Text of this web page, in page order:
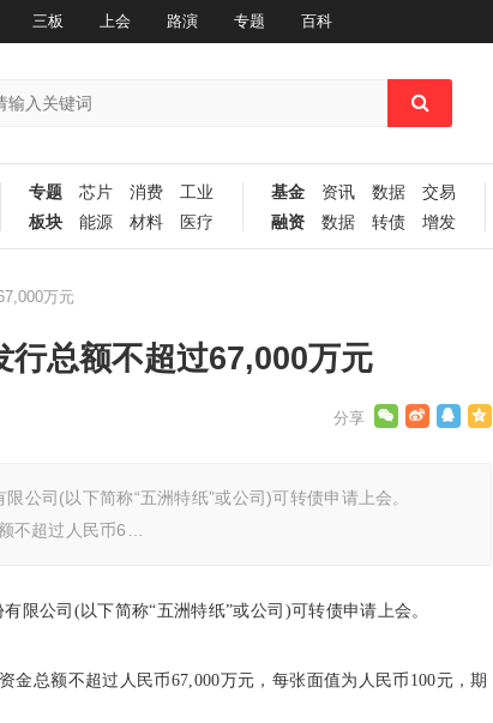
三板 上会 路演 专题 百科
专题 芯片 消费
工业
板块
能源 材料 医疗
基金 资讯 数据
交易
融资
数据 转债 增发
万元
总额不超过67,000万元
公司(以下简称“五洲特纸”或公司)可转债申请上会。
不超过人民币6…
公司(以下简称“五洲特纸”或公司)可转债申请上会。
总额不超过人民币67,000万元，每张面值为人民币100元，期